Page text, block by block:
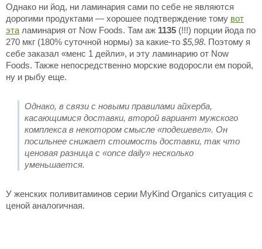
Однако ни йод, ни ламинария сами по себе не являются
дорогими продуктами — хорошее подтверждение тому вот
эта ламинария от Now Foods. Там аж 1135 (!!!) порции йода по
270 мкг (180% суточной нормы) за какие-то $5,98. Поэтому я
себе заказал «менс 1 дейли», и эту ламинарию от Now
Foods. Также непосредственно морские водоросли ем порой,
ну и рыбу еще.
Однако, в связи с новыми правилами айхерба,
касающимися доставки, второй вариант мужского
комплекса в некотором смысле «подешевел». Он
посильнее снижает стоимость доставки, так что
ценовая разница с «once daily» несколько
уменьшается.
У женских поливитаминов серии MyKind Organics ситуация с
ценой аналогичная.